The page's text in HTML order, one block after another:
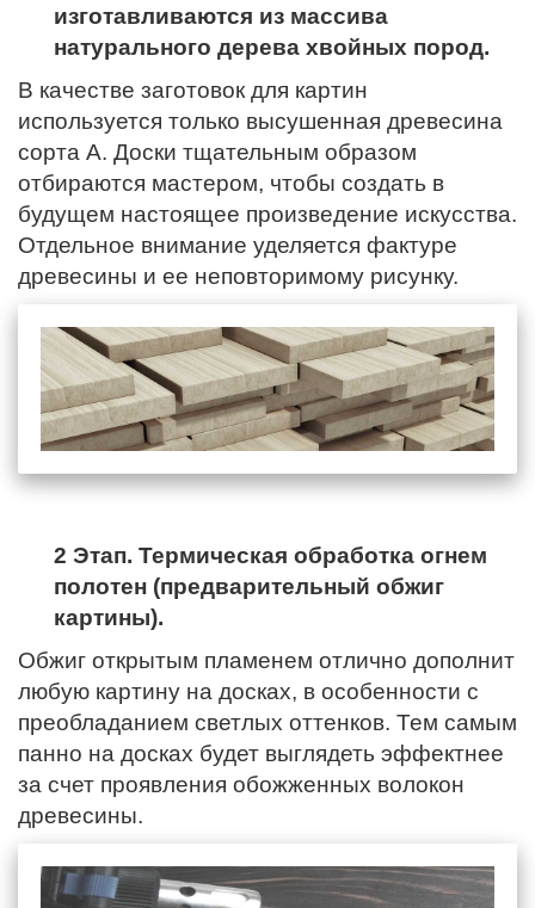
изготавливаются из массива
натурального дерева хвойных пород.
В качестве заготовок для картин
используется только высушенная древесина
сорта А. Доски тщательным образом
отбираются мастером, чтобы создать в
будущем настоящее произведение искусства.
Отдельное внимание уделяется фактуре
древесины и ее неповторимому рисунку.
2 Этап. Термическая обработка огнем
полотен (предварительный обжиг
картины).
Обжиг открытым пламенем отлично дополнит
любую картину на досках, в особенности с
преобладанием светлых оттенков. Тем самым
панно на досках будет выглядеть эффектнее
за счет проявления обожженных волокон
древесины.